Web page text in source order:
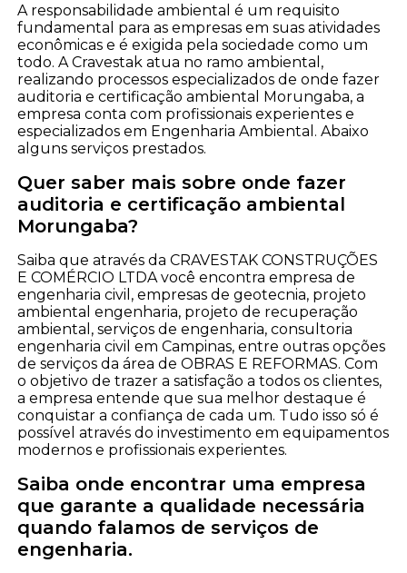
A responsabilidade ambiental é um requisito
fundamental para as empresas em suas atividades
econômicas e é exigida pela sociedade como um
todo. A Cravestak atua no ramo ambiental,
realizando processos especializados de onde fazer
auditoria e certificação ambiental Morungaba, a
empresa conta com profissionais experientes e
especializados em Engenharia Ambiental. Abaixo
alguns serviços prestados.
Quer saber mais sobre onde fazer
auditoria e certificação ambiental
Morungaba?
Saiba que através da CRAVESTAK CONSTRUÇÕES
E COMÉRCIO LTDA você encontra empresa de
engenharia civil, empresas de geotecnia, projeto
ambiental engenharia, projeto de recuperação
ambiental, serviços de engenharia, consultoria
engenharia civil em Campinas, entre outras opções
de serviços da área de OBRAS E REFORMAS. Com
o objetivo de trazer a satisfação a todos os clientes,
a empresa entende que sua melhor destaque é
conquistar a confiança de cada um. Tudo isso só é
possível através do investimento em equipamentos
modernos e profissionais experientes.
Saiba onde encontrar uma empresa
que garante a qualidade necessária
quando falamos de serviços de
engenharia.